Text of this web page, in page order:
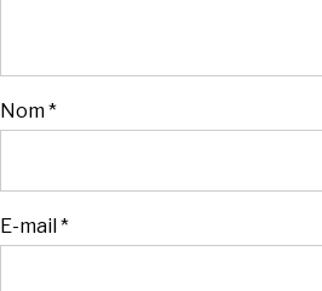
Nom*
E-mail*